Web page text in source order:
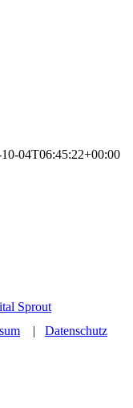
04T06:45:22+00:00
Sprout
| Datenschutz